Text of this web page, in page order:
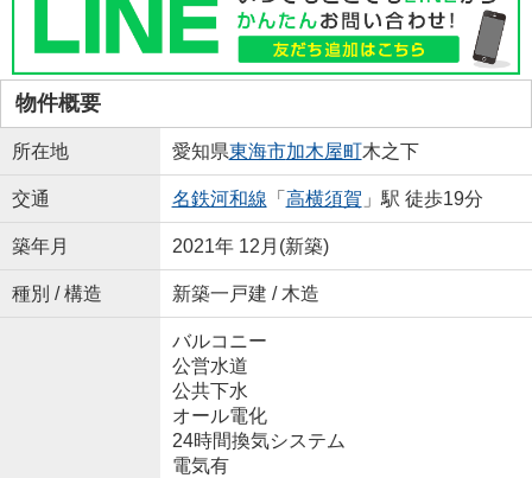
物件概要
所在地 愛知県東海市加木屋町木之下
交通 名鉄河和線 「 高横須賀 」駅 徒歩19分
築年月 2021年 12月(新築)
種別 / 構造 新築一戸建 / 木造
バルコニー
公営水道
公共下水
オール電化
24時間換気システム
電気有